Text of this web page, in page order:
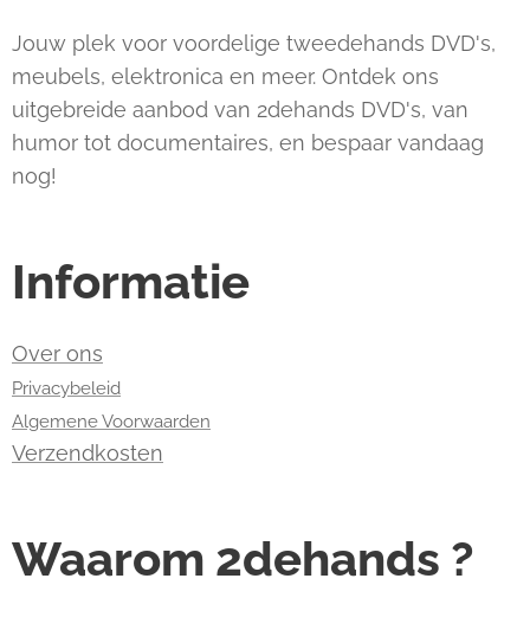
Jouw plek voor voordelige tweedehands DVD's,
meubels, elektronica en meer. Ontdek ons
uitgebreide aanbod van 2dehands DVD's, van
humor tot documentaires, en bespaar vandaag
nog!
Informatie
Over ons
Privacybeleid
Algemene Voorwaarden
Verzendkosten
Waarom 2dehands ?